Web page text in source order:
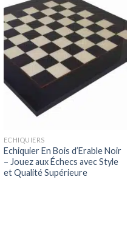
ECHIQUIERS
Echiquier En Bois d’Erable Noir
– Jouez aux Échecs avec Style
et Qualité Supérieure